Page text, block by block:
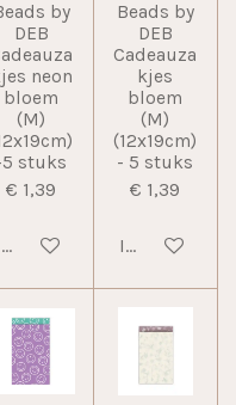
by
DEB
neon
bloem
(M)
stuks
€ 1,39
winkelwagen
Beads by
DEB
Cadeauza
kjes
bloem
(M)
(12x19cm)
- 5 stuks
€ 1,39
In